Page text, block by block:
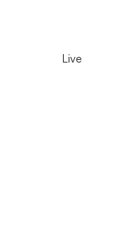
Live